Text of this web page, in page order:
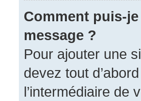
Comment puis-
message ?
Pour ajouter une
devez tout
l’intermédiaire de